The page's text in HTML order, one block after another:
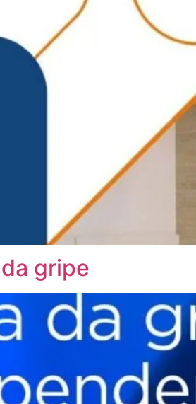
gripe